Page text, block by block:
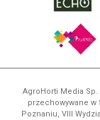
AgroHorti Media Sp.
przechowywane w
Poznaniu, VIII